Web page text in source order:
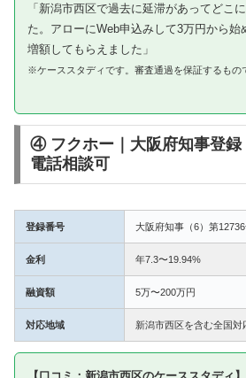
「新潟市西区で過去に延滞があってどこ
た。アローにWeb申込みして3万円から
増額してもらえました」
※ケーススタディです。審査通過を保証するもの
④ フクホー｜大阪府知事登録
電話相談可
登録番号 大阪府知事（6）第
金利 年7.3〜19.94%
融資額 5万〜200万円
対応地域 新潟市西区を含む全国対